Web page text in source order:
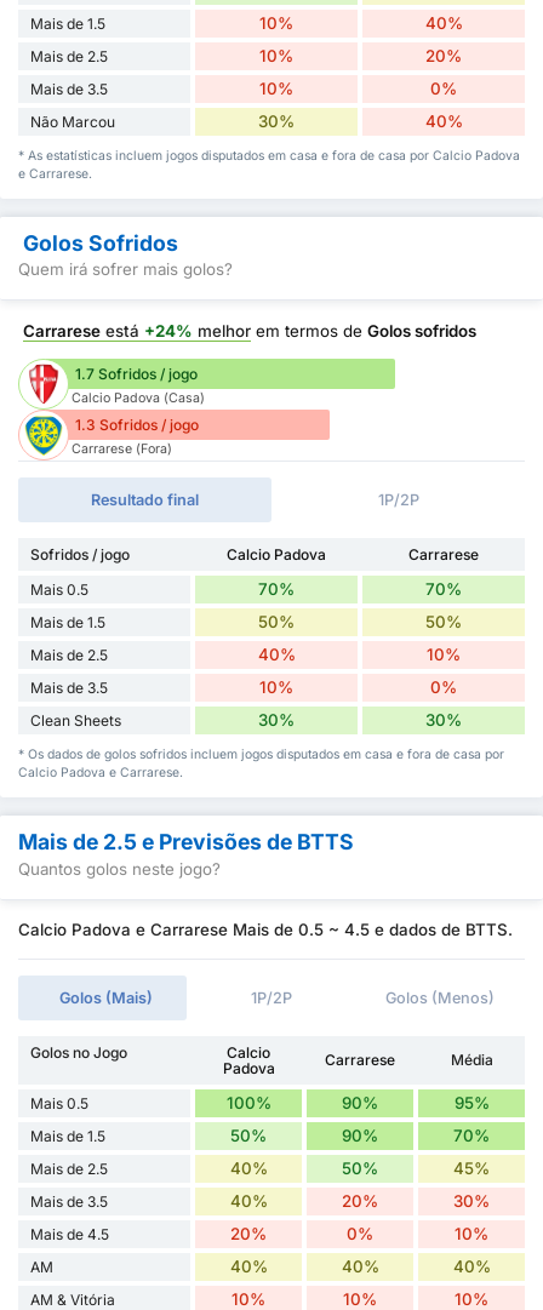
Mais de 1.5 10% 40%
Mais de 2.5 10% 20%
Mais de 3.5 10% 0%
Não Marcou 30% 40%
* As estatísticas incluem jogos disputados em casa e fora de casa por Calcio Padova
e Carrarese.
Golos Sofridos
Quem irá sofrer mais golos?
Carrarese está +24% melhor em termos de Golos sofridos
1.7 Sofridos / jogo
Calcio Padova (Casa)
1.3 Sofridos / jogo
Carrarese (Fora)
Resultado final 1P/2P
Sofridos / jogo Calcio Padova
Carrarese
Mais 0.5
70% 70%
Mais de 1.5 50% 50%
Mais de 2.5 40% 10%
Mais de 3.5 10% 0%
Clean Sheets 30% 30%
* Os dados de golos sofridos incluem jogos disputados em casa e fora de casa por
Calcio Padova e Carrarese.
Mais de 2.5 e Previsões de BTTS
Quantos golos neste jogo?
Calcio Padova e Carrarese Mais de 0.5 ~ 4.5 e dados de BTTS.
Golos (Mais) 1P/2P Golos (Menos)
Golos no Jogo
Calcio
Padova
Carrarese Média
Mais 0.5 100% 90% 95%
Mais de 1.5 50% 90% 70%
Mais de 2.5 40% 50% 45%
Mais de 3.5 40% 20% 30%
Mais de 4.5 20% 0% 10%
AM 40% 40% 40%
AM & Vitória 10% 10% 10%